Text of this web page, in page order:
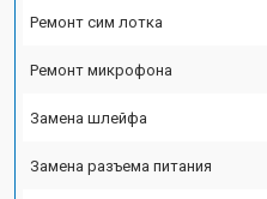
Ремонт сим лотка
Ремонт микрофона
Замена шлейфа
Замена разъема питания